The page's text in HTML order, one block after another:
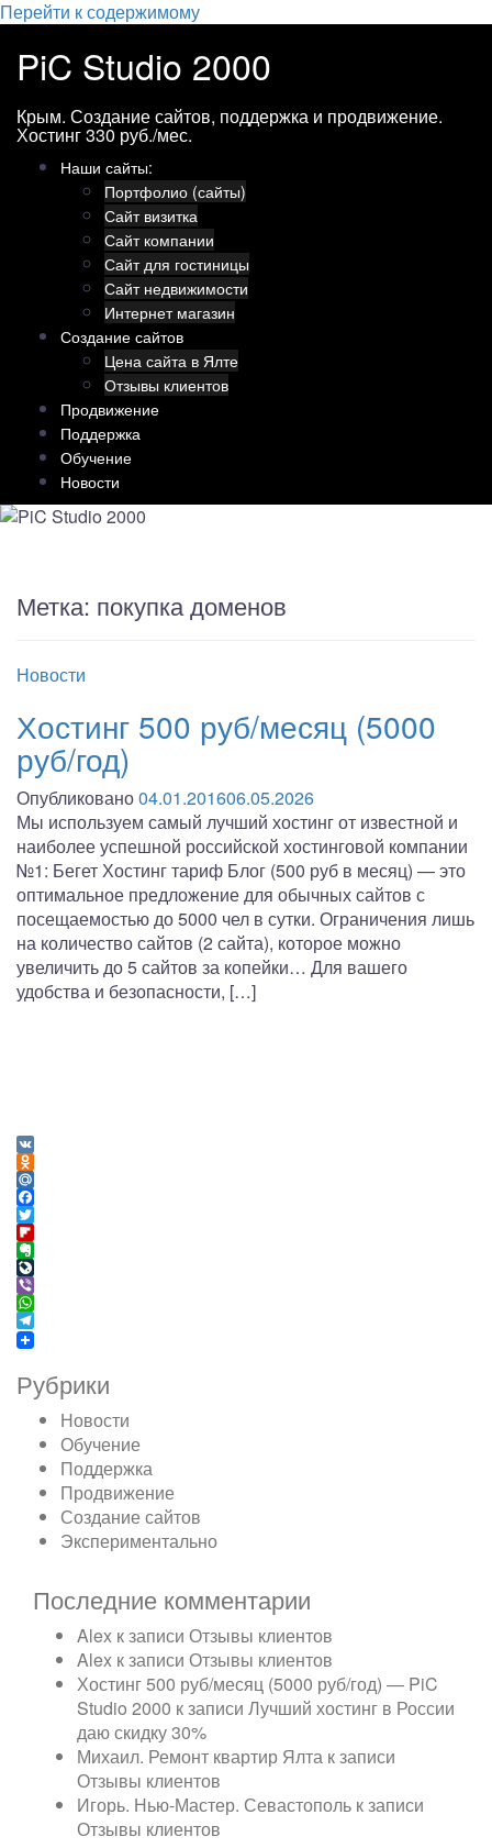
Перейти к содержимому
PiC Studio 2000
Крым. Создание сайтов, поддержка и продвижение.
Хостинг 330 руб./мес.
Наши сайты:
Портфолио (сайты)
Сайт визитка
Сайт компании
Сайт для гостиницы
Сайт недвижимости
Интернет магазин
Создание сайтов
Цена сайта в Ялте
Отзывы клиентов
Продвижение
Поддержка
Обучение
Новости
Метка: покупка доменов
Новости
Хостинг 500 руб/месяц (5000
руб/год)
Опубликовано04.01.201606.05.2026
Мы используем самый лучший хостинг от известной и
наиболее успешной российской хостинговой компании
№1: Бегет Хостинг тариф Блог (500 руб в месяц) — это
оптимальное предложение для обычных сайтов с
посещаемостью до 5000 чел в сутки. Ограничения лишь
на количество сайтов (2 сайта), которое можно
увеличить до 5 сайтов за копейки… Для вашего
удобства и безопасности, […]
VK
Odnoklassniki
Mail.Ru
Facebook
Twitter
Flipboard
Evernote
LiveJournal
Viber
WhatsApp
Telegram
Рубрики
Новости
Обучение
Поддержка
Продвижение
Создание сайтов
Экспериментально
Последние комментарии
Alex к записи Отзывы клиентов
Alex к записи Отзывы клиентов
Хостинг 500 руб/месяц (5000 руб/год) — PiC
Studio 2000 к записи Лучший хостинг в России
даю скидку 30%
Михаил. Ремонт квартир Ялта к записи
Отзывы клиентов
Игорь. Нью-Мастер. Севастополь к записи
Отзывы клиентов